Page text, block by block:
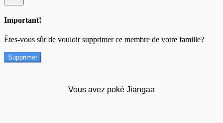
Important!
Êtes-vous sûr de vouloir supprimer ce membre de votre famille?
Supprimer
Vous avez poké Jiangaa